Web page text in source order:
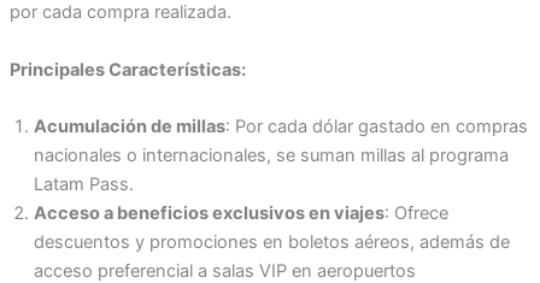
por cada compra realizada.
Principales Características:
Acumulación de millas: Por cada dólar gastado en compras
nacionales o internacionales, se suman millas al programa
Latam Pass.
Acceso a beneficios exclusivos en viajes: Ofrece
descuentos y promociones en boletos aéreos, además de
acceso preferencial a salas VIP en aeropuertos